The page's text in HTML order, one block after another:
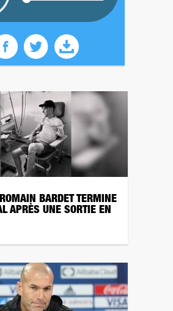
BARDET TERMINE
APRÈS UNE SORTIE EN